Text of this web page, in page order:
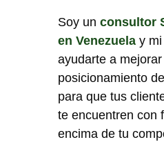
Soy un consultor
en Venezuela y
ayudarte a mejorar
posicionamiento
para que tus
te encuentren con
encima de tu